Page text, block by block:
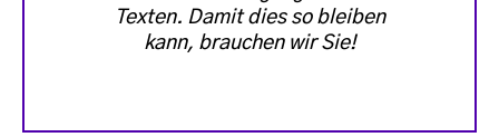
Texten. Damit dies so bleiben
kann, brauchen wir Sie!